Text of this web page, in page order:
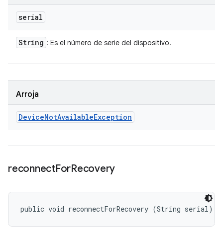
serial
String : Es el número de serie del dispositivo.
Arroja
DeviceNotAvailableException
reconnectForRecovery
public void reconnectForRecovery (String serial)